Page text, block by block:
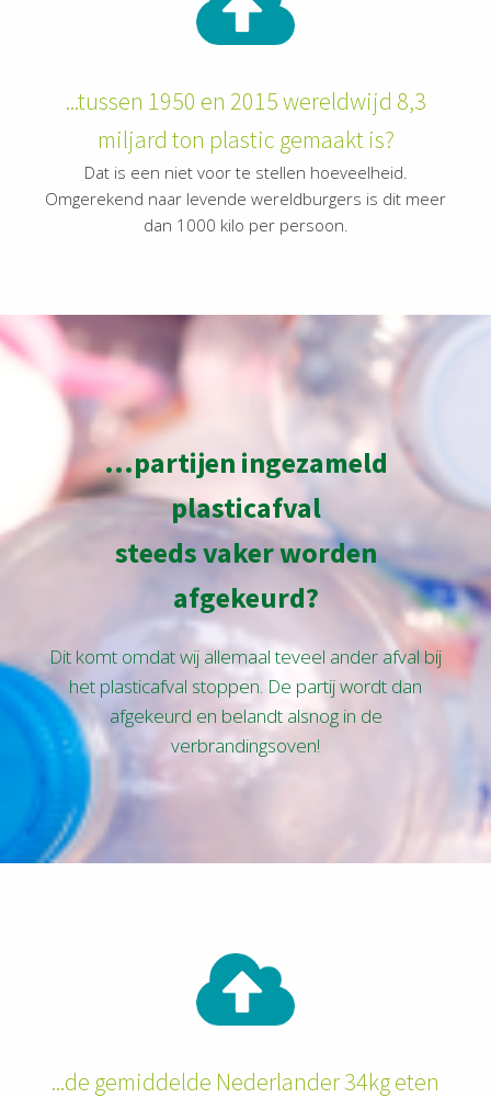
...tussen 1950 en 2015 wereldwijd 8,3
miljard ton plastic gemaakt is?
Dat is een niet voor te stellen hoeveelheid.
Omgerekend naar levende wereldburgers is dit meer
dan 1000 kilo per persoon.
...partijen ingezameld
plasticafval
steeds vaker worden
afgekeurd?
Dit komt omdat wij allemaal teveel ander afval bij
het plasticafval stoppen. De partij wordt dan
afgekeurd en belandt alsnog in de
verbrandingsoven!
...de gemiddelde Nederlander 34kg eten